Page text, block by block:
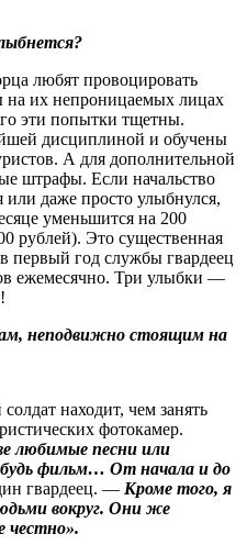
любят провоцировать
на их непроницаемых лицах
эти попытки тщетны.
дисциплиной и обучены
А для дополнительной
штрафы. Если начальство
или даже просто улыбнулся,
уменьшится на 200
рублей). Это существенная
первый год службы гвардеец
ежемесячно. Три улыбки —
неподвижно стоящим на
находит, чем занять
фотокамер.
любимые песни или
фильм… От начала и до
гвардеец. — Кроме того, я
вокруг. Они же
честно».